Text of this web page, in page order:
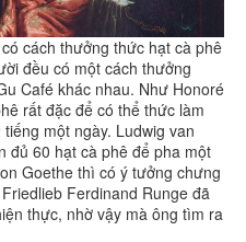
cách thưởng thức hạt cà phê
đều có một cách thưởng
Café khác nhau. Như Honoré
rất đặc để có thể thức làm
một ngày. Ludwig van
đủ 60 hạt cà phê để pha một
Goethe thì có ý tưởng chưng
Ferdinand Runge đã
thực, nhờ vậy mà ông tìm ra